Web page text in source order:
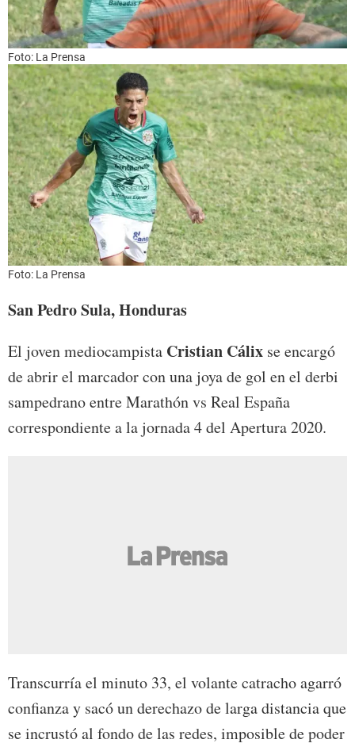
Foto: La Prensa
Foto: La Prensa
San Pedro Sula, Honduras
El joven mediocampista Cristian Cálix se encargó
de abrir el marcador con una joya de gol en el derbi
sampedrano entre Marathón vs Real España
correspondiente a la jornada 4 del Apertura 2020.
Transcurría el minuto 33, el volante catracho agarró
confianza y sacó un derechazo de larga distancia que
se incrustó al fondo de las redes, imposible de poder